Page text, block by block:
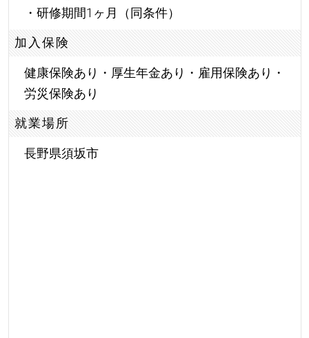
・研修期間1ヶ月（同条件）
加入保険
健康保険あり・厚生年金あり・雇用保険あり・
労災保険あり
就業場所
長野県須坂市